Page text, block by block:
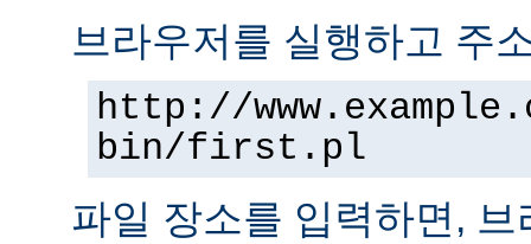
브라우저를 실행하고 주
http://
bin/first.pl
파일 장소를 입력하면,